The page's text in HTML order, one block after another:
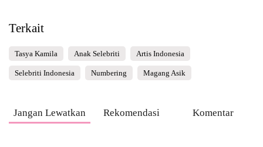
Terkait
Tasya Kamila Anak Selebriti Artis Indonesia
Selebriti Indonesia Numbering Magang Asik
Jangan Lewatkan Rekomendasi Komentar